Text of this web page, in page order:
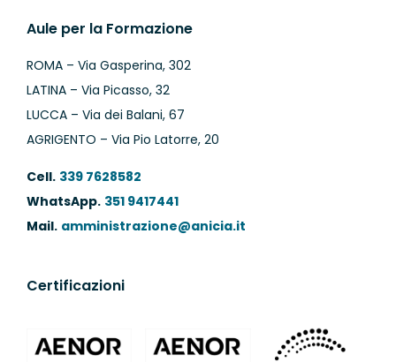
Aule per la Formazione
ROMA – Via Gasperina, 302
LATINA – Via Picasso, 32
LUCCA – Via dei Balani, 67
AGRIGENTO – Via Pio Latorre, 20
Cell. 339 7628582
WhatsApp. 351 9417441
Mail. amministrazione@anicia.it
Certificazioni